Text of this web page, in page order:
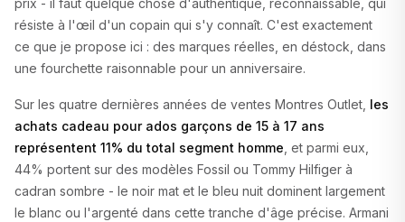
prix - il faut quelque chose d'authentique, reconnaissable, qui
résiste à l'œil d'un copain qui s'y connaît. C'est exactement
ce que je propose ici : des marques réelles, en déstock, dans
une fourchette raisonnable pour un anniversaire.
Sur les quatre dernières années de ventes Montres Outlet, les
achats cadeau pour ados garçons de 15 à 17 ans
représentent 11% du total segment homme , et parmi eux,
44% portent sur des modèles Fossil ou Tommy Hilfiger à
cadran sombre - le noir mat et le bleu nuit dominent largement
le blanc ou l'argenté dans cette tranche d'âge précise. Armani